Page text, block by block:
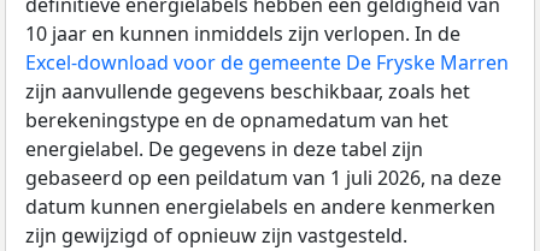
10 jaar en kunnen inmiddels zijn verlopen. In de
Excel-download voor de gemeente De Fryske Marren
zijn aanvullende gegevens beschikbaar, zoals het
berekeningstype en de opnamedatum van het
energielabel. De gegevens in deze tabel zijn
gebaseerd op een peildatum van 1 juli 2026, na deze
datum kunnen energielabels en andere kenmerken
zijn gewijzigd of opnieuw zijn vastgesteld.